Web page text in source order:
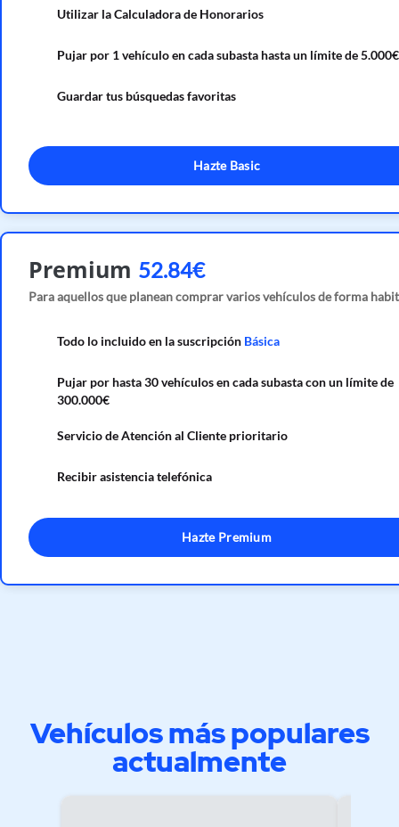
Utilizar la Calculadora de Honorarios
Pujar por 1 vehículo en cada subasta hasta un límite de 5.000€
Guardar tus búsquedas favoritas
Hazte Basic
Premium 52.84€
Para aquellos que planean comprar varios vehículos de forma
Todo lo incluido en la suscripción Básica
Pujar por hasta 30 vehículos en cada subasta con un límite de
300.000€
Servicio de Atención al Cliente prioritario
Recibir asistencia telefónica
Hazte Premium
Vehículos más populares
actualmente